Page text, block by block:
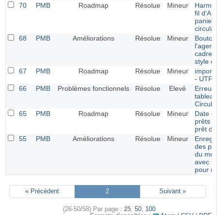
70
PMB Roadmap Résolue Mineur
fil
68
PMB Améliorations Résolue Mineur
style
67
PMB Roadmap Résolue Mineur
- UTF-
66
PMB Problèmes fonctionnels Résolue Elevé
Erreur
65
PMB Roadmap Résolue Mineur
Date
prêts
prêt
55
PMB Améliorations Résolue Mineur
des
du
avec
pour
« Précédent 2 Suivant »
(26-50/58) Par page : 25, 50, 100